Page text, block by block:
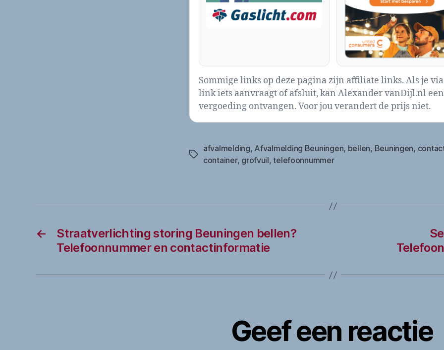
Sommige links op deze pagina zijn affiliate links. Als je via
link iets aanvraagt of afsluit, kan Alexander vanDijl.nl een
vergoeding ontvangen. Voor jou verandert de prijs niet.
Tags
afvalmelding, Afvalmelding Beuningen, bellen, Beuningen,
container, grofvuil,telefoonnummer
←
Straatverlichting storing Beuningen bellen?
Telefoonnummer en contactinformatie
Geef een reactie